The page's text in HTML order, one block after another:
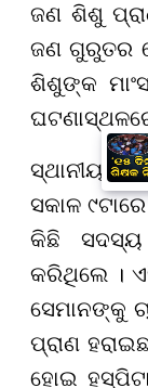
ଜଣ ଶିଶୁ
ଜଣ ଗୁରୁତର
ଶିଶୁଙ୍କ
ସ୍ଥାନୀୟ
ସକାଳ
କିଛି
କରିଥିଲେ ।
ସେମାନଙ୍କୁ
ପ୍ରାଣ
ହୋଇ